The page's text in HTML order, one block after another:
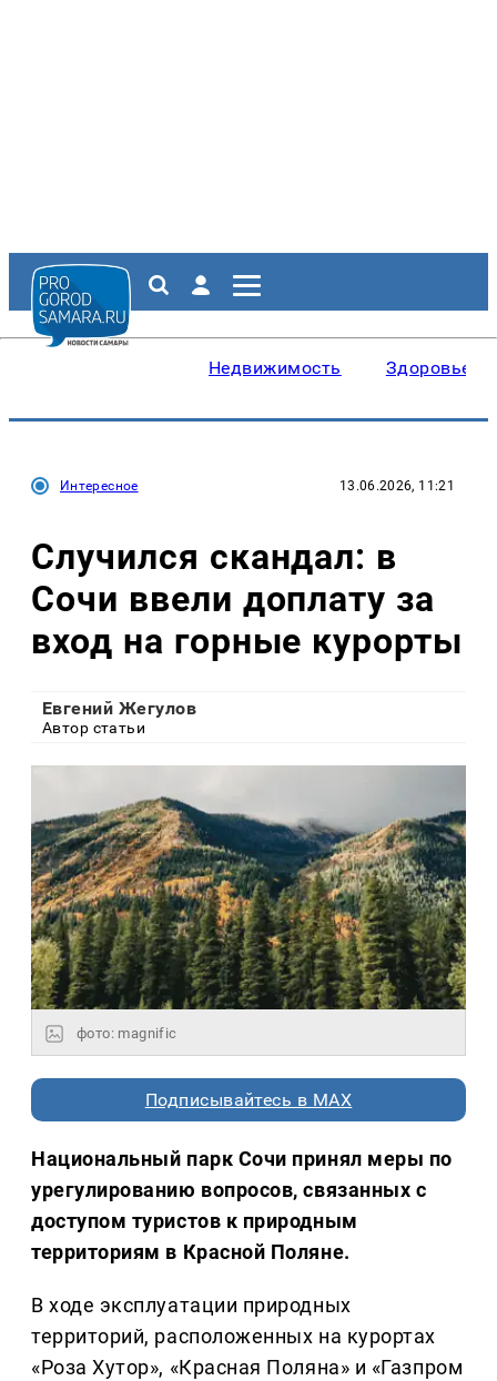
Недвижимость Здоровье
Интересное 13.06.2026, 11:21
Случился скандал: в
Сочи ввели доплату за
вход на горные курорты
Евгений Жегулов
Автор статьи
фото: magnific
Подписывайтесь в MAX
Национальный парк Сочи принял меры по
урегулированию вопросов, связанных с
доступом туристов к природным
территориям в Красной Поляне.
В ходе эксплуатации природных
территорий, расположенных на курортах
«Роза Хутор», «Красная Поляна» и «Газпром